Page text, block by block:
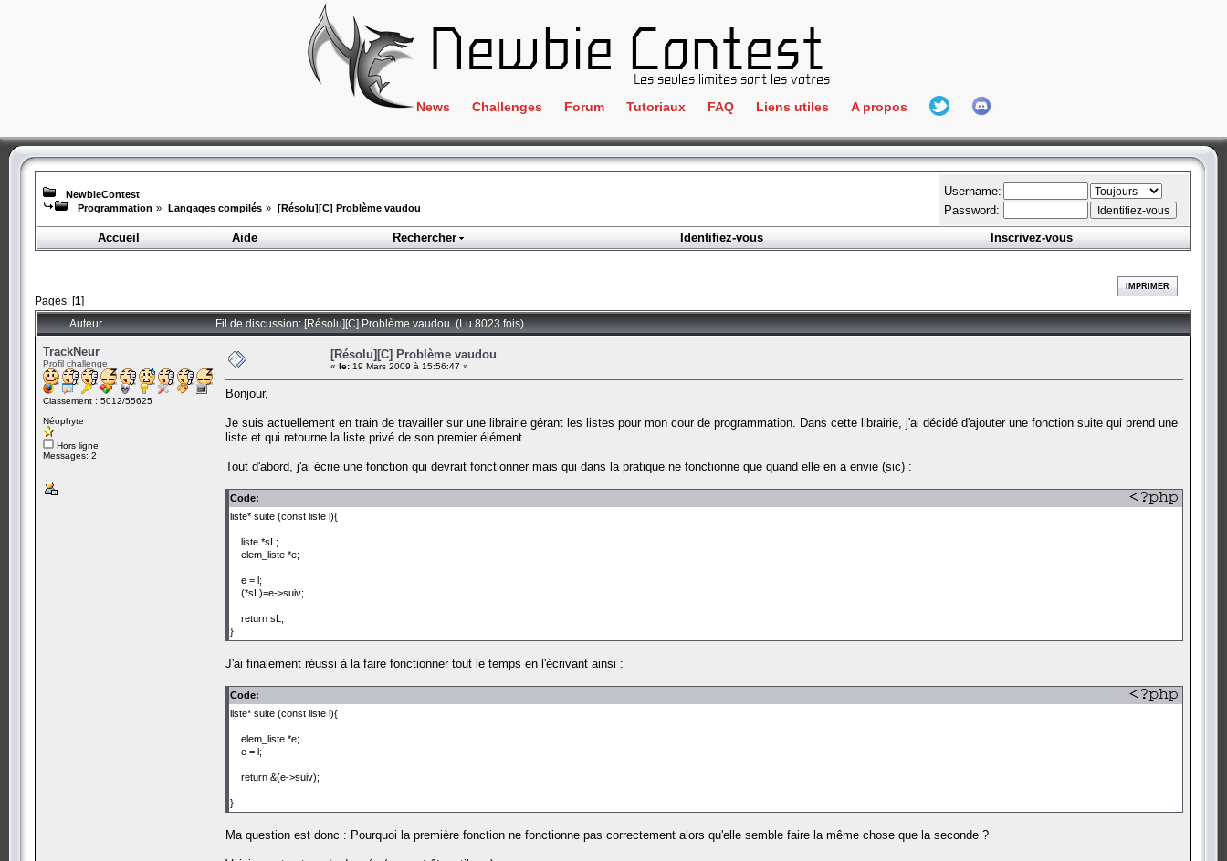
News Challenges
Crackme
ClientSide
Forensics
Programmation
Wargame
Forum Tutoriaux FAQ Liens utiles
IRC
Newbie Connect
Partenaires
Goodies
L'incubateur
A propos
L'équipe
Hall Of Fame
NewbieContest
Programmation » Langages compilés » [Résolu][C] Problème vaudou
Username:
Password:
Accueil
Aide Rechercher Identifiez-vous Inscrivez-vous
Pages: [1]
IMPRIMER
Auteur Fil de discussion: [Résolu][C] Problème vaudou (Lu 8023 fois)
TrackNeur
Profil challenge
Classement : 5012/55625
Néophyte
Hors ligne
Messages: 2
[Résolu][C] Problème vaudou
« le: 19 Mars 2009 à 15:56:47 »
Bonjour,
Je suis actuellement en train de travailler sur une librairie gérant les listes pour mon cour de programmation. Dans cette librairie, j'ai décidé d'ajouter une fonction suite qui prend une
liste et qui retourne la liste privé de son premier élément.
Tout d'abord, j'ai écrie une fonction qui devrait fonctionner mais qui dans la pratique ne fonctionne que quand elle en a envie (sic) :
Code:
liste* suite (const liste l){
liste *sL;
elem_liste *e;
e = l;
(*sL)=e->suiv;
return sL;
}
J'ai finalement réussi à la faire fonctionner tout le temps en l'écrivant ainsi :
Code:
liste* suite (const liste l){
elem_liste *e;
e = l;
return &(e->suiv);
}
Ma question est donc : Pourquoi la première fonction ne fonctionne pas correctement alors qu'elle semble faire la même chose que la seconde ?